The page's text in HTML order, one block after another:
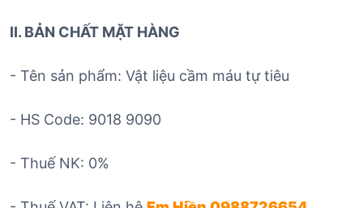
II. BẢN CHẤT MẶT HÀNG
- Tên sản phẩm: Vật liệu cầm máu tự tiêu
- HS Code: 9018 9090
- Thuế NK: 0%